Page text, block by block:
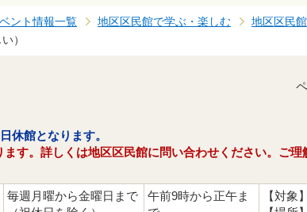
ント情報一覧 地区区民館で学ぶ・楽しむ
地区区民
）
休館となります。
す。詳しくは地区区民館に問い合わせください。ご理
毎週月曜から金曜日まで
午前9時から正午ま
【対象